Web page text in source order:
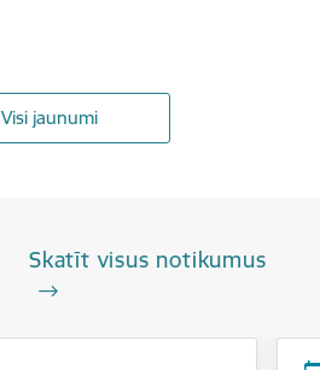
Visi jaunumi
Skatīt visus notikumus